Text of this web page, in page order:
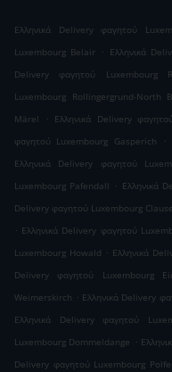
Ελληνικά Delivery φαγητού
Luxembourg Belair . Ελληνικά
Delivery φαγητού Luxembourg
Luxembourg Rollingergrund-North
Märel
. Ελληνικά Delivery
φαγητού Luxembourg Gasperich
.
Ελληνικά Delivery φαγητού
Luxembourg Pafendall . Ελληνικά
Delivery φαγητού Luxembourg
. Ελληνικά Delivery φαγητού
Luxembourg Howald . Ελληνικά
Delivery φαγητού Luxembourg
Weimerskirch . Ελληνικά Delivery
Ελληνικά Delivery φαγητού
Luxembourg Dommeldange .
Delivery φαγητού Luxembourg